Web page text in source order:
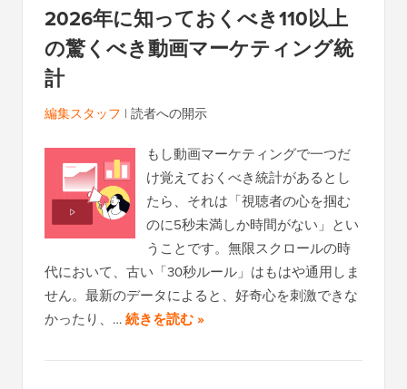
2026年に知っておくべき110以上
の驚くべき動画マーケティング統
計
編集スタッフ | 読者への開示
もし動画マーケティングで一つだ
け覚えておくべき統計があるとし
たら、それは「視聴者の心を掴む
のに5秒未満しか時間がない」とい
うことです。無限スクロールの時
代において、古い「30秒ルール」はもはや通用しま
せん。最新のデータによると、好奇心を刺激できな
かったり、…続きを読む »